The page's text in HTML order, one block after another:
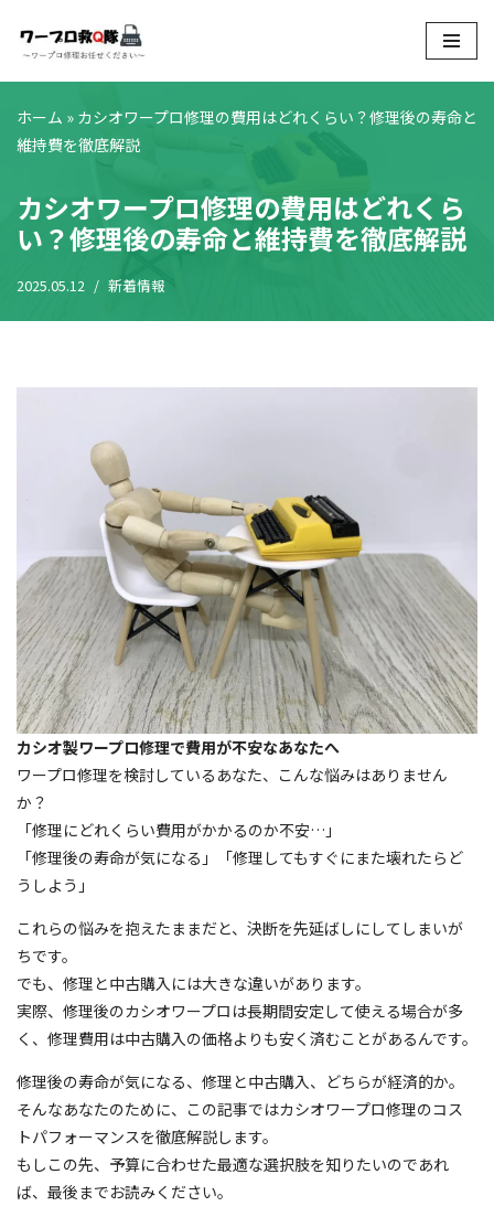
コ
ン
テ
ン
へ
ス
キ
ッ
ホーム » カシオワープロ修理の費用はどれくらい？修理後の寿命と
維持費を徹底解説
カシオワープロ修理の費用はどれくら
い？修理後の寿命と維持費を徹底解説
2025.05.12 新着情報
カシオ製ワープロ修理で費用が不安なあなたへ
ワープロ修理を検討しているあなた、こんな悩みはありません
か？
「修理にどれくらい費用がかかるのか不安…」
「修理後の寿命が気になる」「修理してもすぐにまた壊れたらど
うしよう」
これらの悩みを抱えたままだと、決断を先延ばしにしてしまいが
ちです。
でも、修理と中古購入には大きな違いがあります。
実際、修理後のカシオワープロは長期間安定して使える場合が多
く、修理費用は中古購入の価格よりも安く済むことがあるんです。
修理後の寿命が気になる、修理と中古購入、どちらが経済的か。
そんなあなたのために、この記事ではカシオワープロ修理のコス
トパフォーマンスを徹底解説します。
もしこの先、予算に合わせた最適な選択肢を知りたいのであれ
ば、最後までお読みください。